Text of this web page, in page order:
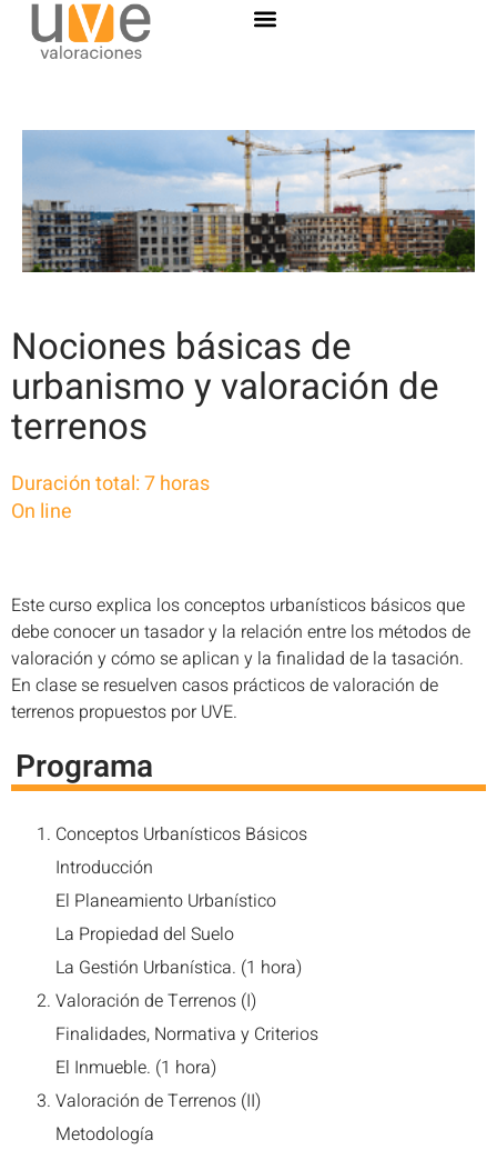
Nociones básicas de
urbanismo y valoración de
terrenos
Duración total: 7 horas
On line
Este curso explica los conceptos urbanísticos básicos que
debe conocer un tasador y la relación entre los métodos de
valoración y cómo se aplican y la finalidad de la tasación.
En clase se resuelven casos prácticos de valoración de
terrenos propuestos por UVE.
Programa
Conceptos Urbanísticos Básicos
Introducción
El Planeamiento Urbanístico
La Propiedad del Suelo
La Gestión Urbanística. (1 hora)
Valoración de Terrenos (I)
Finalidades, Normativa y Criterios
El Inmueble. (1 hora)
Valoración de Terrenos (II)
Metodología